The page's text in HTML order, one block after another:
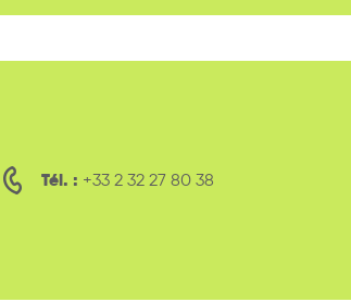
Tél. : +33 2 32 27 80 38